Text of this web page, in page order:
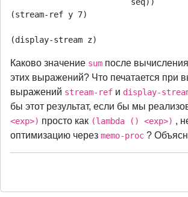
(stream-ref y 7)
Каково значение sum после
этих выражений? Что печатается при
выражений stream-ref и display-
бы этот результат, если бы мы
<exp>) просто как (lambda () <exp>) ,
оптимизацию через memo-proc ?